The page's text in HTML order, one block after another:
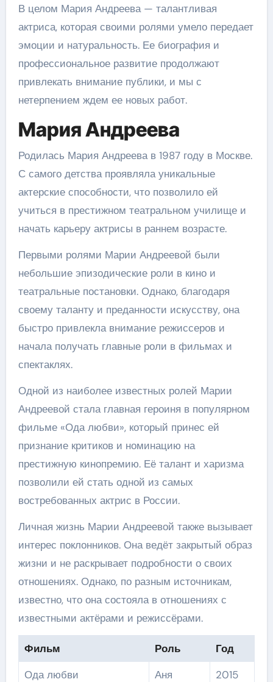
В целом Мария Андреева — талантливая
актриса, которая своими ролями умело передает
эмоции и натуральность. Ее биография и
профессиональное развитие продолжают
привлекать внимание публики, и мы с
нетерпением ждем ее новых работ.
Мария Андреева
Родилась Мария Андреева в 1987 году в Москве.
С самого детства проявляла уникальные
актерские способности, что позволило ей
учиться в престижном театральном училище и
начать карьеру актрисы в раннем возрасте.
Первыми ролями Марии Андреевой были
небольшие эпизодические роли в кино и
театральные постановки. Однако, благодаря
своему таланту и преданности искусству, она
быстро привлекла внимание режиссеров и
начала получать главные роли в фильмах и
спектаклях.
Одной из наиболее известных ролей Марии
Андреевой стала главная героиня в популярном
фильме «Ода любви», который принес ей
признание критиков и номинацию на
престижную кинопремию. Её талант и харизма
позволили ей стать одной из самых
востребованных актрис в России.
Личная жизнь Марии Андреевой также вызывает
интерес поклонников. Она ведёт закрытый образ
жизни и не раскрывает подробности о своих
отношениях. Однако, по разным источникам,
известно, что она состояла в отношениях с
известными актёрами и режиссёрами.
Фильм Роль
Год
Ода любви
Аня
2015